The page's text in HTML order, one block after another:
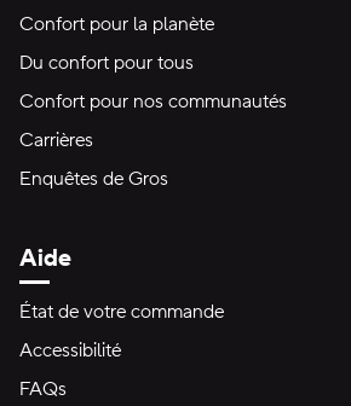
Confort pour la planète
Du confort pour tous
Confort pour nos communautés
Carrières
Enquêtes de Gros
Aide
État de votre commande
Accessibilité
FAQs